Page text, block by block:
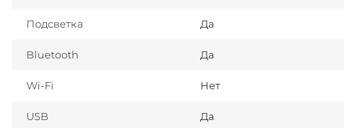
Подсветка Да
Bluetooth Да
Wi-Fi Нет
USB Да